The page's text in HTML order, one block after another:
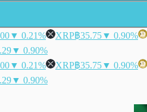
▼ 0.21% XRP฿35.75▼ 0.90%
▼ 0.90%
▼ 0.21% XRP฿35.75▼ 0.90%
▼ 0.90%